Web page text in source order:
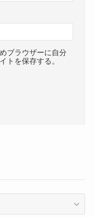
ブラウザーに自分
トを保存する。